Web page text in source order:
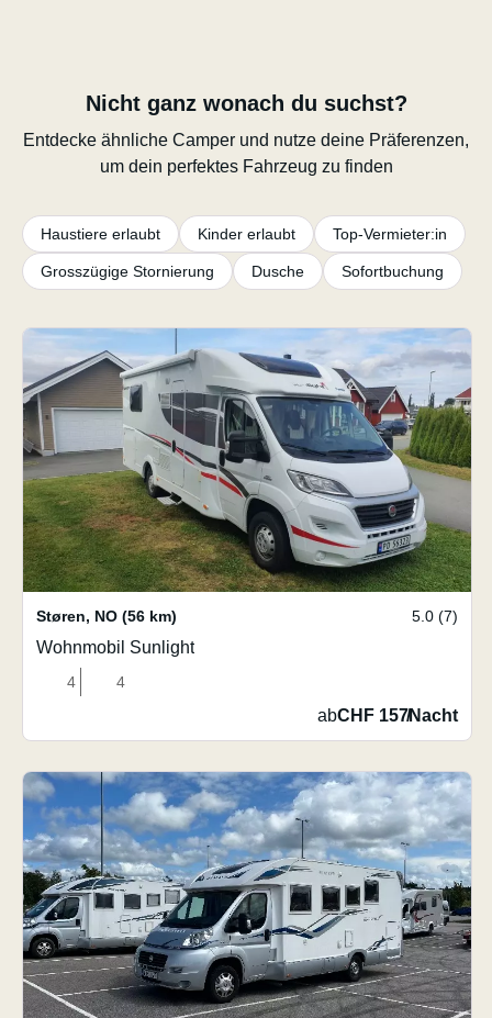
Nicht ganz wonach du suchst?
Entdecke ähnliche Camper und nutze deine Präferenzen,
um dein perfektes Fahrzeug zu finden
Haustiere erlaubt Kinder erlaubt Top-Vermieter:in
Grosszügige Stornierung Dusche Sofortbuchung
Støren, NO (56 km) 5.0 (7)
Wohnmobil Sunlight
4 4
abCHF 157/Nacht